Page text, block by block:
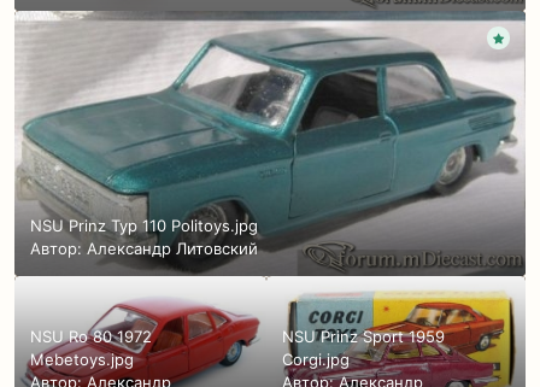
NSU Prinz Typ 110 Politoys.jpg
Автор: Александр Литовский
NSU Ro 80 1972
Mebetoys.jpg
Автор:Александр
NSU Prinz Sport 1959
Corgi.jpg
Автор:Александр